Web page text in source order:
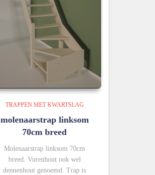
TRAPPEN MET KWARTSLAG
molenaarstrap linksom
70cm breed
Molenaarstrap linksom 70cm
breed. Vurenhout ook wel
dennenhout genoemd. Trap is